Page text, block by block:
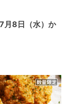
月8日（水）か